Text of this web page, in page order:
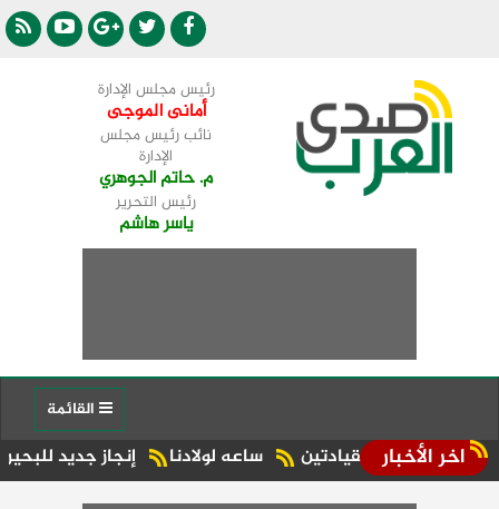
رئيس مجلس الإدارة
أمانى الموجى
نائب رئيس مجلس
الإدارة
م. حاتم الجوهري
رئيس التحرير
ياسر هاشم
اخر الأخبار إنجاز جديد للبحيرة.. شبراخيت وبدر ضمن أفضل 10 وحدات محلية على ساعه لولادنا القيادتين